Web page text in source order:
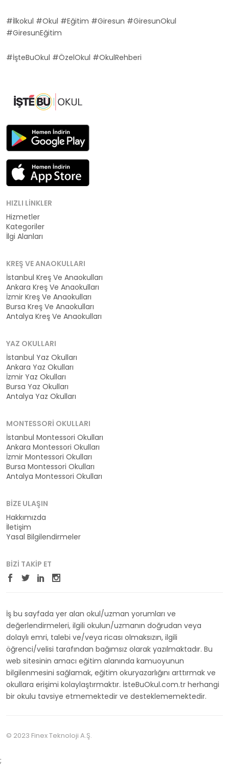
#İlkokul #Okul #Eğitim #Giresun #GiresunOkul
#GiresunEğitim
#İşteBuOkul #ÖzelOkul #OkulRehberi
HIZLI LINKLER
Hizmetler
Kategoriler
İlgi Alanları
KREŞ VE ANAOKULLARI
İstanbul Kreş Ve Anaokulları
Ankara Kreş Ve Anaokulları
İzmir Kreş Ve Anaokulları
Bursa Kreş Ve Anaokulları
Antalya Kreş Ve Anaokulları
YAZ OKULLARI
İstanbul Yaz Okulları
Ankara Yaz Okulları
İzmir Yaz Okulları
Bursa Yaz Okulları
Antalya Yaz Okulları
MONTESSORI OKULLARI
İstanbul Montessori Okulları
Ankara Montessori Okulları
İzmir Montessori Okulları
Bursa Montessori Okulları
Antalya Montessori Okulları
BIZE ULAŞIN
Hakkımızda
İletişim
Yasal Bilgilendirmeler
BIZI TAKIP ET
İş bu sayfada yer alan okul/uzman yorumları ve
değerlendirmeleri, ilgili okulun/uzmanın doğrudan veya
dolaylı emri, talebi ve/veya ricası olmaksızın, ilgili
öğrenci/velisi tarafından bağımsız olarak yazılmaktadır. Bu
web sitesinin amacı eğitim alanında kamuoyunun
bilgilenmesini sağlamak, eğitim okuryazarlığını arttırmak ve
okullara erişimi kolaylaştırmaktır. İsteBuOkul.com.tr herhangi
bir okulu tavsiye etmemektedir ve desteklememektedir.
© 2023 Finex Teknoloji A.Ş.
;